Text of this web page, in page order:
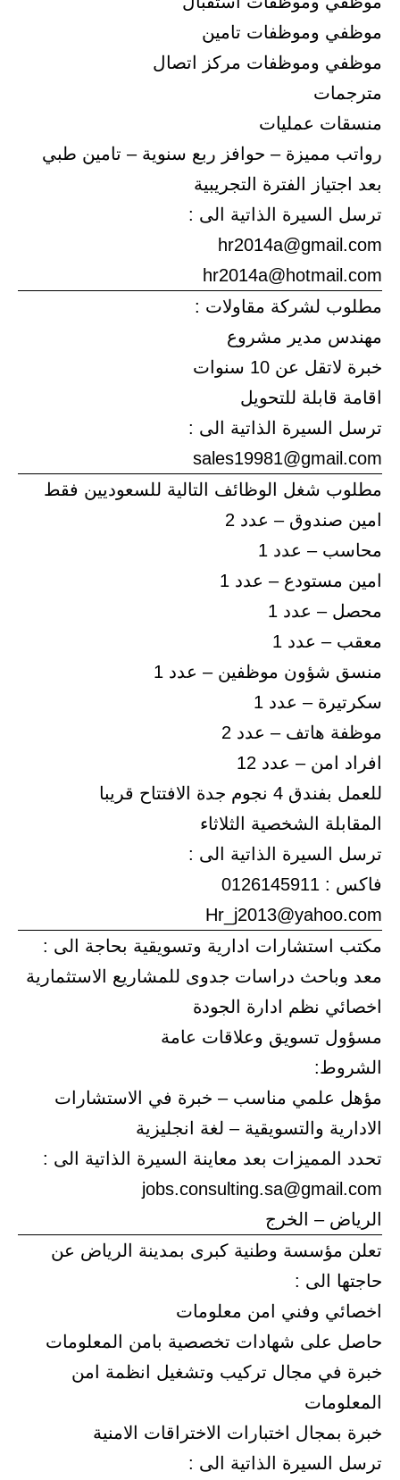
موظفي وموظفات تامين
موظفي وموظفات مركز اتصال
مترجمات
منسقات عمليات
رواتب مميزة – حوافز ربع سنوية – تامين طبي
بعد اجتياز الفترة التجريبية
ترسل السيرة الذاتية الى :
hr2014a@gmail.com
hr2014a@hotmail.com
مطلوب لشركة مقاولات :
مهندس مدير مشروع
خبرة لاتقل عن 10 سنوات
اقامة قابلة للتحويل
ترسل السيرة الذاتية الى :
sales19981@gmail.com
مطلوب شغل الوظائف التالية للسعوديين فقط
امين صندوق – عدد 2
محاسب – عدد 1
امين مستودع – عدد 1
محصل – عدد 1
معقب – عدد 1
منسق شؤون موظفين – عدد 1
سكرتيرة – عدد 1
موظفة هاتف – عدد 2
افراد امن – عدد 12
للعمل بفندق 4 نجوم جدة الافتتاح قريبا
المقابلة الشخصية الثلاثاء
ترسل السيرة الذاتية الى :
فاكس : 0126145911
Hr_j2013@yahoo.com
مكتب استشارات ادارية وتسويقية بحاجة الى :
معد وباحث دراسات جدوى للمشاريع الاستثمارية
اخصائي نظم ادارة الجودة
مسؤول تسويق وعلاقات عامة
الشروط:
مؤهل علمي مناسب – خبرة في الاستشارات
الادارية والتسويقية – لغة انجليزية
تحدد المميزات بعد معاينة السيرة الذاتية الى :
jobs.consulting.sa@gmail.com
الرياض – الخرج
تعلن مؤسسة وطنية كبرى بمدينة الرياض عن
حاجتها الى :
اخصائي وفني امن معلومات
حاصل على شهادات تخصصية بامن المعلومات
خبرة في مجال تركيب وتشغيل انظمة امن
المعلومات
خبرة بمجال اختبارات الاختراقات الامنية
ترسل السيرة الذاتية الى :